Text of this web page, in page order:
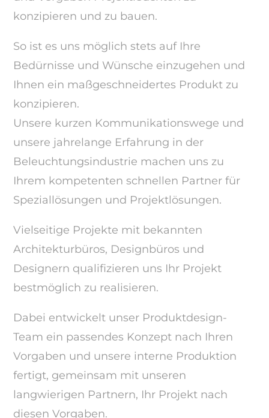
konzipieren und zu bauen.
So ist es uns möglich stets auf Ihre
Bedürnisse und Wünsche einzugehen und
Ihnen ein maßgeschneidertes Produkt zu
konzipieren.
Unsere kurzen Kommunikationswege und
unsere jahrelange Erfahrung in der
Beleuchtungsindustrie machen uns zu
Ihrem kompetenten schnellen Partner für
Speziallösungen und Projektlösungen.
Vielseitige Projekte mit bekannten
Architekturbüros, Designbüros und
Designern qualifizieren uns Ihr Projekt
bestmöglich zu realisieren.
Dabei entwickelt unser Produktdesign-
Team ein passendes Konzept nach Ihren
Vorgaben und unsere interne Produktion
fertigt, gemeinsam mit unseren
langwierigen Partnern, Ihr Projekt nach
diesen Vorgaben.